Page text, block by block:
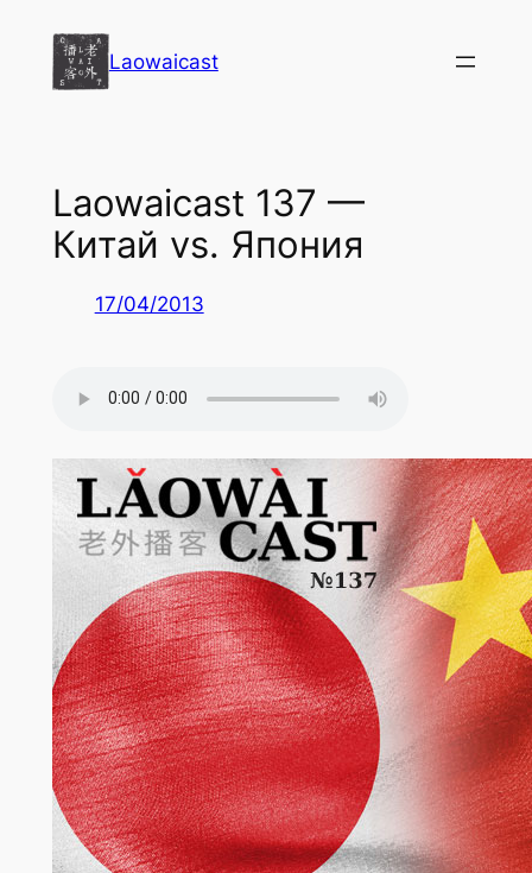
содержимому
Laowaicast
Laowaicast 137 —
Китай vs. Япония
17/04/2013